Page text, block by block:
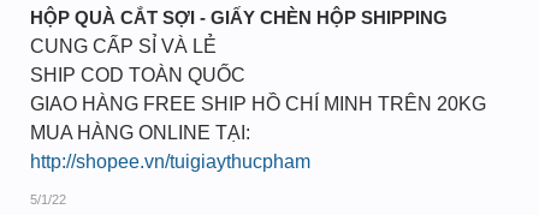
HỘP QUÀ CẮT SỢI - GIẤY CHÈN HỘP SHIPPING
CUNG CẤP SỈ VÀ LẺ
SHIP COD TOÀN QUỐC
GIAO HÀNG FREE SHIP HỒ CHÍ MINH TRÊN 20KG
MUA HÀNG ONLINE TẠI:
http://shopee.vn/tuigiaythucpham
5/1/22